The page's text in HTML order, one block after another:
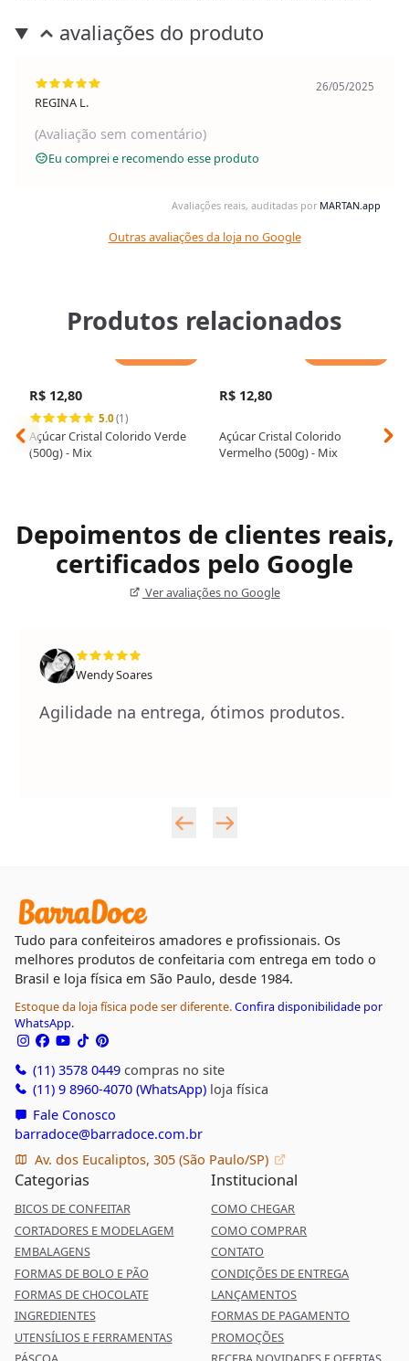
avaliações do produto
REGINA L.
26/05/2025
(Avaliação sem comentário)
Eu comprei e recomendo esse produto
Avaliações reais, auditadas por MARTAN.app
Outras avaliações da loja no Google
Produtos relacionados
R$ 12,80
5.0(1)
Açúcar Cristal Colorido Verde
(500g) - Mix
R$ 12,80
Açúcar Cristal Colorido
Vermelho (500g) - Mix
Depoimentos de clientes reais,
certificados pelo Google
Ver avaliações no Google
Wendy Soares
Agilidade na entrega, ótimos produtos.
Tudo para confeiteiros amadores e profissionais. Os
melhores produtos de confeitaria com entrega em todo o
Brasil e loja física em São Paulo, desde 1984.
Estoque da loja física pode ser diferente.Confira disponibilidade por
WhatsApp.
(11) 3578 0449compras no site
(11) 9 8960-4070 (WhatsApp)loja física
Fale Conosco
barradoce@barradoce.com.br
Av. dos Eucaliptos, 305 (São Paulo/SP)
Categorias
BICOS DE CONFEITAR
CORTADORES E MODELAGEM
EMBALAGENS
FORMAS DE BOLO E PÃO
FORMAS DE CHOCOLATE
INGREDIENTES
UTENSÍLIOS E FERRAMENTAS
Institucional
COMO CHEGAR
COMO COMPRAR
CONTATO
CONDIÇÕES DE ENTREGA
LANÇAMENTOS
FORMAS DE PAGAMENTO
PROMOÇÕES